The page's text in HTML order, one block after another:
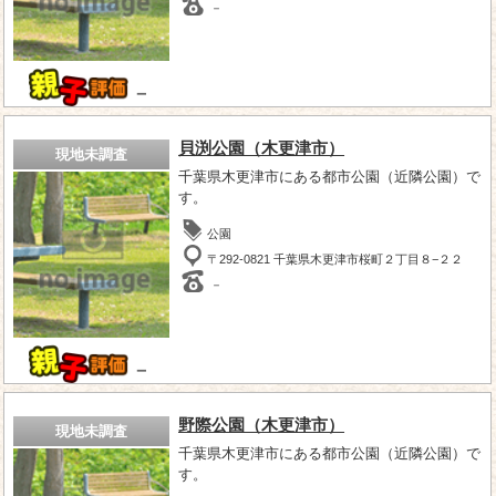
－
－
現地未調査
－
貝渕公園（木更津市）
千葉県木更津市にある都市公園（近隣公園）で
す。
公園
〒292-0821 千葉県木更津市桜町２丁目８−２２
－
現地未調査 野際公園（木更津市）
千葉県木更津市にある都市公園（近隣公園）で
す。